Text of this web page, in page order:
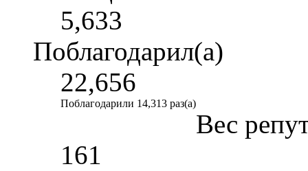
5,633
Поблагодарил(а)
22,656
Поблагодарили 14,313 раз(а)
Вес
161